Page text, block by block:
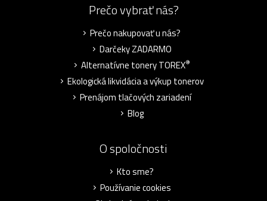
Prečo vybrať nás?
Prečo nakupovať u nás?
Darčeky ZADARMO
Alternatívne tonery TOREX®
Ekologická likvidácia a výkup tonerov
Prenájom tlačových zariadení
Blog
O spoločnosti
Kto sme?
Používanie cookies